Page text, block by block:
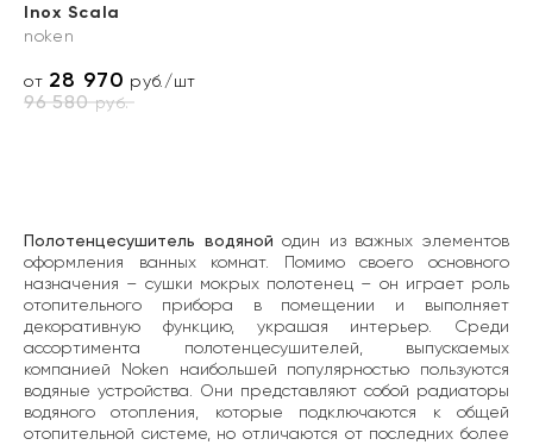
Inox Scala
noken
от 28 970 руб./шт
96 580руб.
Полотенцесушитель водяной один из важных элементов
оформления ванных комнат. Помимо своего основного
назначения – сушки мокрых полотенец – он играет роль
отопительного прибора в помещении и выполняет
декоративную функцию, украшая интерьер. Среди
ассортимента полотенцесушителей, выпускаемых
компанией Noken наибольшей популярностью пользуются
водяные устройства. Они представляют собой радиаторы
водяного отопления, которые подключаются к общей
отопительной системе, но отличаются от последних более